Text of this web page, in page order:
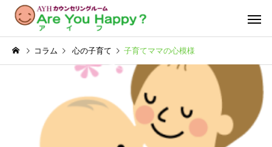
コラム 心の子育て 子育てママの心模様